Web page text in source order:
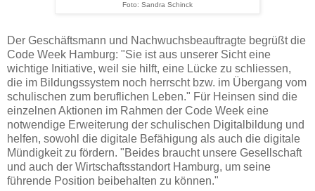
Foto: Sandra Schinck
Der Geschäftsmann und Nachwuchsbeauftragte begrüßt die
Code Week Hamburg: "Sie ist aus unserer Sicht eine
wichtige Initiative, weil sie hilft, eine Lücke zu schliessen,
die im Bildungssystem noch herrscht bzw. im Übergang vom
schulischen zum beruflichen Leben." Für Heinsen sind die
einzelnen Aktionen im Rahmen der Code Week eine
notwendige Erweiterung der schulischen Digitalbildung und
helfen, sowohl die digitale Befähigung als auch die digitale
Mündigkeit zu fördern. "Beides braucht unsere Gesellschaft
und auch der Wirtschaftsstandort Hamburg, um seine
führende Position beibehalten zu können."